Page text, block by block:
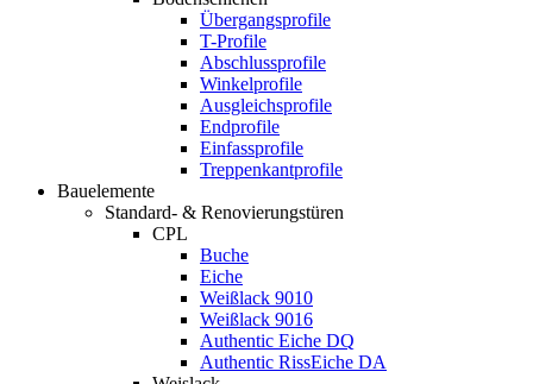
Übergangsprofile
T-Profile
Abschlussprofile
Winkelprofile
Ausgleichsprofile
Endprofile
Einfassprofile
Treppenkantprofile
Bauelemente
Standard- & Renovierungstüren
CPL
Buche
Eiche
Weißlack 9010
Weißlack 9016
Authentic Eiche DQ
Authentic RissEiche DA